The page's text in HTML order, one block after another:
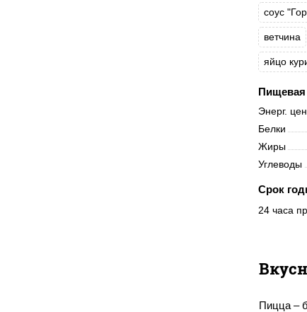
соус
ветчина
яйцо
Пищевая
Энерг.
Белки
Жиры
Углеводы
Срок
24 часа
Пицца –